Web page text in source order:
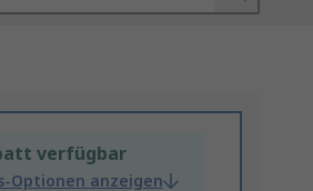
verfügbar
Optionen anzeigen